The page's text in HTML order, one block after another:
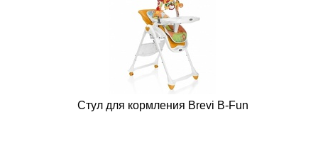
Стул для кормления Brevi B-Fun